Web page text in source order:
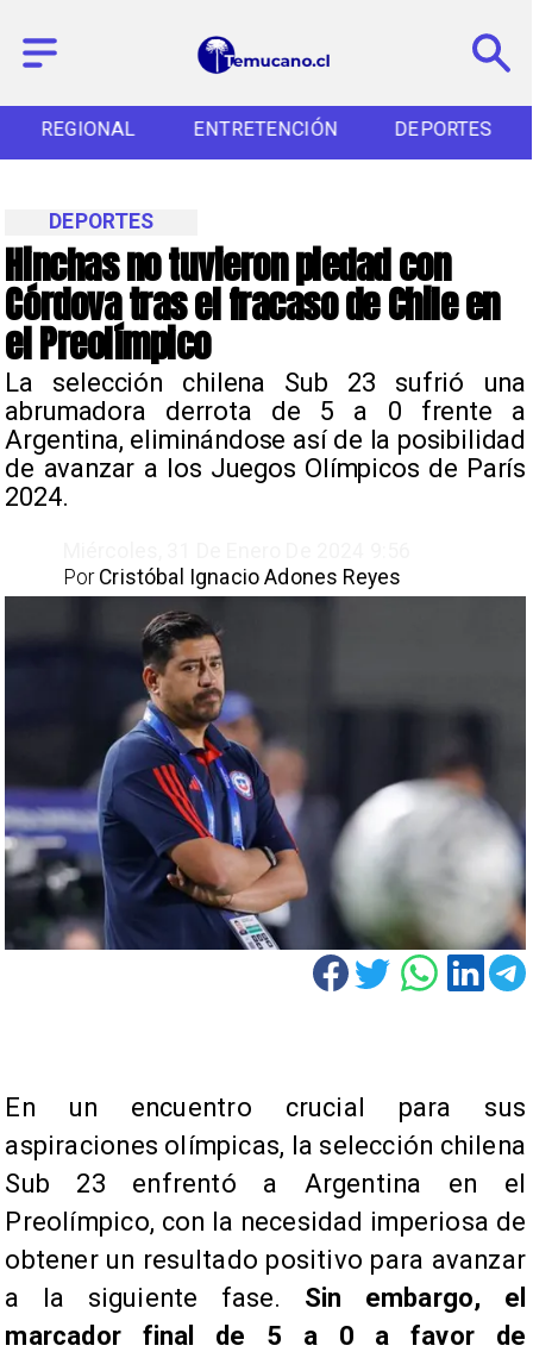
REGIONAL ENTRETENCIÓN DEPORTES
Hinchas no tuvieron piedad con
Córdova tras el fracaso de Chile en
el Preolímpico
​La selección chilena Sub 23 sufrió una
abrumadora derrota de 5 a 0 frente a
Argentina, eliminándose así de la posibilidad
de avanzar a los Juegos Olímpicos de París
2024.
DEPORTES
Cristóbal Ignacio Adones Reyes
Por
​En un encuentro crucial para sus
aspiraciones olímpicas, la selección chilena
Sub 23 enfrentó a Argentina en el
Preolímpico, con la necesidad imperiosa de
obtener un resultado positivo para avanzar
a la siguiente fase. Sin embargo, el
marcador final de 5 a 0 a favor de